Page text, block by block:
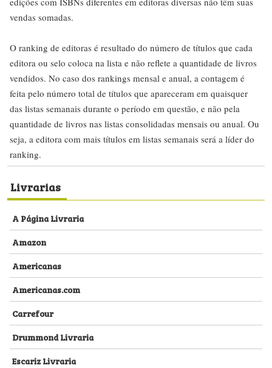
vendas somadas.
O ranking de editoras é resultado do número de títulos que cada
editora ou selo coloca na lista e não reflete a quantidade de livros
vendidos. No caso dos rankings mensal e anual, a contagem é
feita pelo número total de títulos que apareceram em quaisquer
das listas semanais durante o período em questão, e não pela
quantidade de livros nas listas consolidadas mensais ou anual. Ou
seja, a editora com mais títulos em listas semanais será a líder do
ranking.
Livrarias
A Página Livraria
Amazon
Americanas
Americanas.com
Carrefour
Drummond Livraria
Escariz Livraria